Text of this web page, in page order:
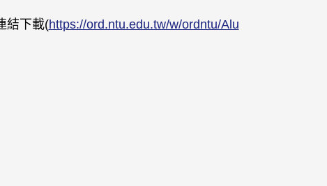
結下載(https://ord.ntu.edu.tw/w/ordntu/Alu